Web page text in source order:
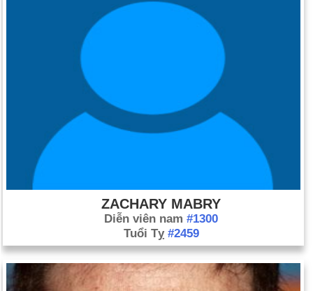
ZACHARY MABRY
Diễn viên nam #1300
Tuổi Tỵ #2459